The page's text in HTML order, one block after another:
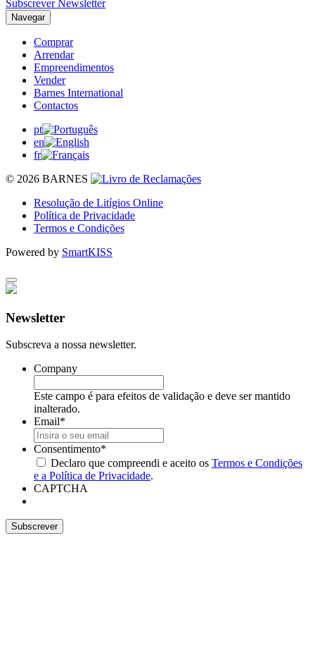
Subscrever Newsletter
Navegar
Comprar
Arrendar
Empreendimentos
Vender
Barnes International
Contactos
pt
en
fr
© 2026 BARNES
Resolução de Litígios Online
Política de Privacidade
Termos e Condições
Powered by SmartKISS
Newsletter
Subscreva a nossa newsletter.
Company
Este campo é para efeitos de validação e deve ser mantido
inalterado.
Email*
Consentimento*
Declaro que compreendi e aceito os Termos e Condições
e a Política de Privacidade.
CAPTCHA